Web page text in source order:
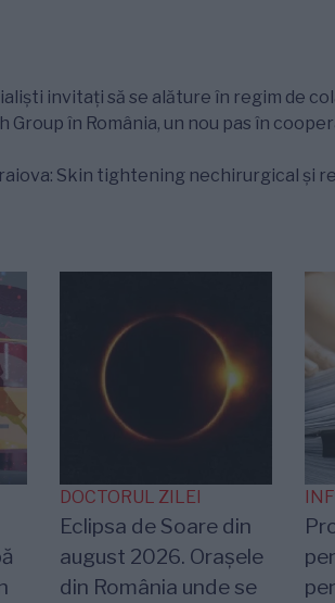
invitați să se alăture în regim de
în România, un nou pas în
Skin tightening nechirurgical și
DOCTORUL ZILEI
Eclipsa de Soare din
august 2026. Orașele
din România unde se